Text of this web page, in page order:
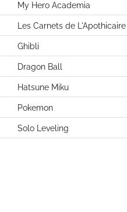
My Hero Academia
Les Carnets de L'Apothicaire
Ghibli
Dragon Ball
Hatsune Miku
Pokemon
Solo Leveling